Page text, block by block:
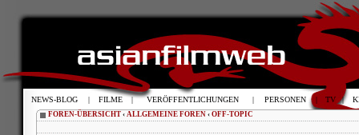
FOREN-ÜBERSICHT ‹ ALLGEMEINE FOREN ‹ OFF-TOPIC
NEWS-BLOG | FILME | VERÖFFENTLICHUNGEN | PERSONEN | TV |